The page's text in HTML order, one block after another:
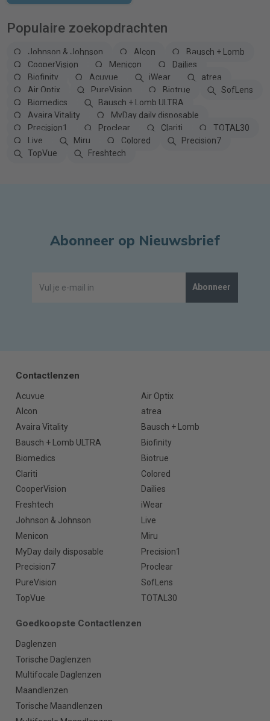
Populaire zoekopdrachten
Johnson & Johnson Alcon
Bausch + Lomb
CooperVision
Menicon
Dailies
Biofinity
Acuvue iWear
atrea
Air Optix
PureVision Biotrue
SofLens
Biomedics
Bausch + Lomb ULTRA
Avaira Vitality
MyDay daily disposable
Precision1
Proclear Clariti
TOTAL30
Live
Miru Colored
Precision7
TopVue
Freshtech
Abonneer op Nieuwsbrief
Abonneer
Contactlenzen
Acuvue
Air Optix
Alcon
atrea
Avaira Vitality
Bausch + Lomb
Bausch + Lomb ULTRA
Biofinity
Biomedics
Biotrue
Clariti
Colored
CooperVision
Dailies
Freshtech
iWear
Johnson & Johnson
Live
Menicon
Miru
MyDay daily disposable
Precision1
Precision7
Proclear
PureVision
SofLens
TopVue
TOTAL30
Goedkoopste Contactlenzen
Daglenzen
Torische Daglenzen
Multifocale Daglenzen
Maandlenzen
Torische Maandlenzen